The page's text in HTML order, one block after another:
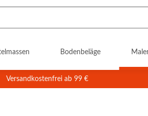
Bodenbeläge
Versandkostenfrei ab 99 €